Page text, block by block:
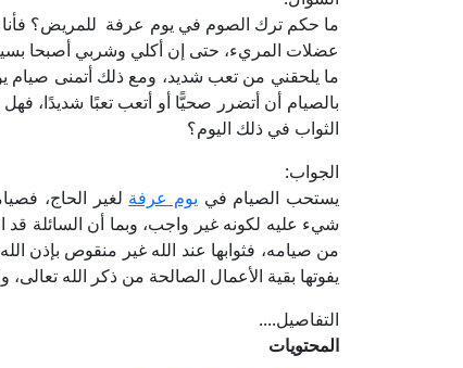
ما حكم ترك الصوم في يوم عرفة للمريض؟
عضلات المريء، حتى إن أكلي وشربي أصبحا
ما يلحقني من تعب شديد، ومع ذلك أتمنى
بالصيام أن أتضرر صحيًّا أو أتعب تعبًا
الثواب في ذلك اليوم؟
الجواب:
يستحب الصيام في يوم عرفة لغير الحاج،
شيء عليه لكونه غير واجب، وبما أن السائلة
من صيامه، فثوابها عند الله غير منقوص بإذن
يفوتها بقية الأعمال الصالحة من ذكر الله
التفاصيل....
المحتويات